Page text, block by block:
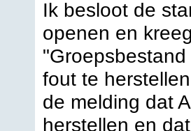
Ik besloot de
openen en
fout te
de melding dat
herstellen en